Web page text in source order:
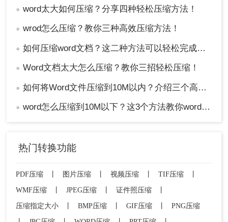
● word太大如何压缩？分享四种轻松压缩方法！
● wrod怎么压缩？教你三种高效压缩方法！
● 如何压缩word文档？这二种方法可以轻松完成压缩！
● Word文档太大怎么压缩？教你三招轻松压缩！
● 如何将Word文件压缩到10M以内？介绍三个高效的方法！
● word怎么压缩到10M以下？这3个方法教你word压缩文件大小
热门转换功能
PDF压缩 图片压缩 视频压缩 TIF压缩
WMF压缩
JPEG压缩 证件照压缩
压缩指定大小
BMP压缩 GIF压缩
PNG压缩